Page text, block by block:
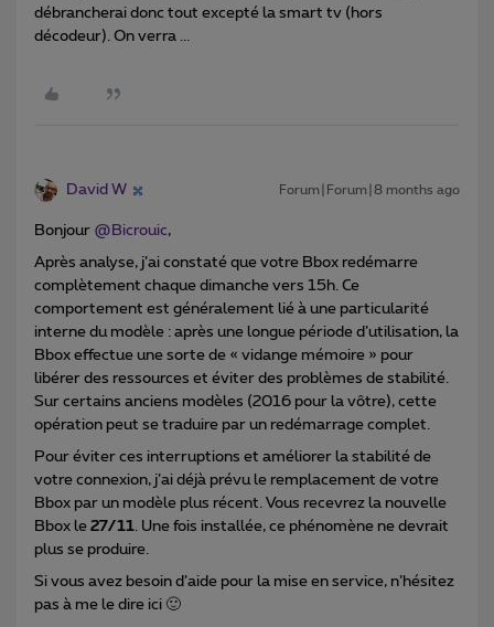
débrancherai donc tout excepté la smart tv (hors
décodeur). On verra ...
David W Forum|Forum|8 months ago
Bonjour ​ @Bicrouic,
Après analyse, j’ai constaté que votre Bbox redémarre
complètement chaque dimanche vers 15h. Ce
comportement est généralement lié à une particularité
interne du modèle : après une longue période d’utilisation, la
Bbox effectue une sorte de « vidange mémoire » pour
libérer des ressources et éviter des problèmes de stabilité.
Sur certains anciens modèles (2016 pour la vôtre), cette
opération peut se traduire par un redémarrage complet.
Pour éviter ces interruptions et améliorer la stabilité de
votre connexion, j’ai déjà prévu le remplacement de votre
Bbox par un modèle plus récent. Vous recevrez la nouvelle
Bbox le 27/11. Une fois installée, ce phénomène ne devrait
plus se produire.
Si vous avez besoin d’aide pour la mise en service, n’hésitez
pas à me le dire ici 🙂